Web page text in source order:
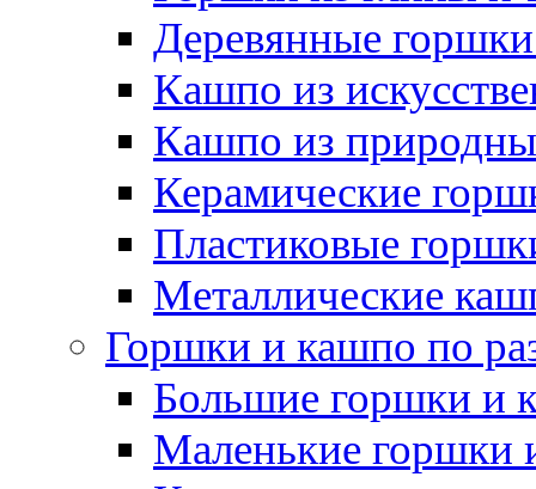
Деревянные
Кашпо из
Кашпо из
Керамические
Пластиковые
Металлические
Горшки и кашпо по
Большие горшки и
Маленькие горшки